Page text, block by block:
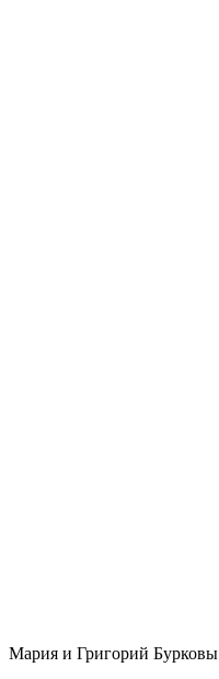
Мария и Григорий Бурковы